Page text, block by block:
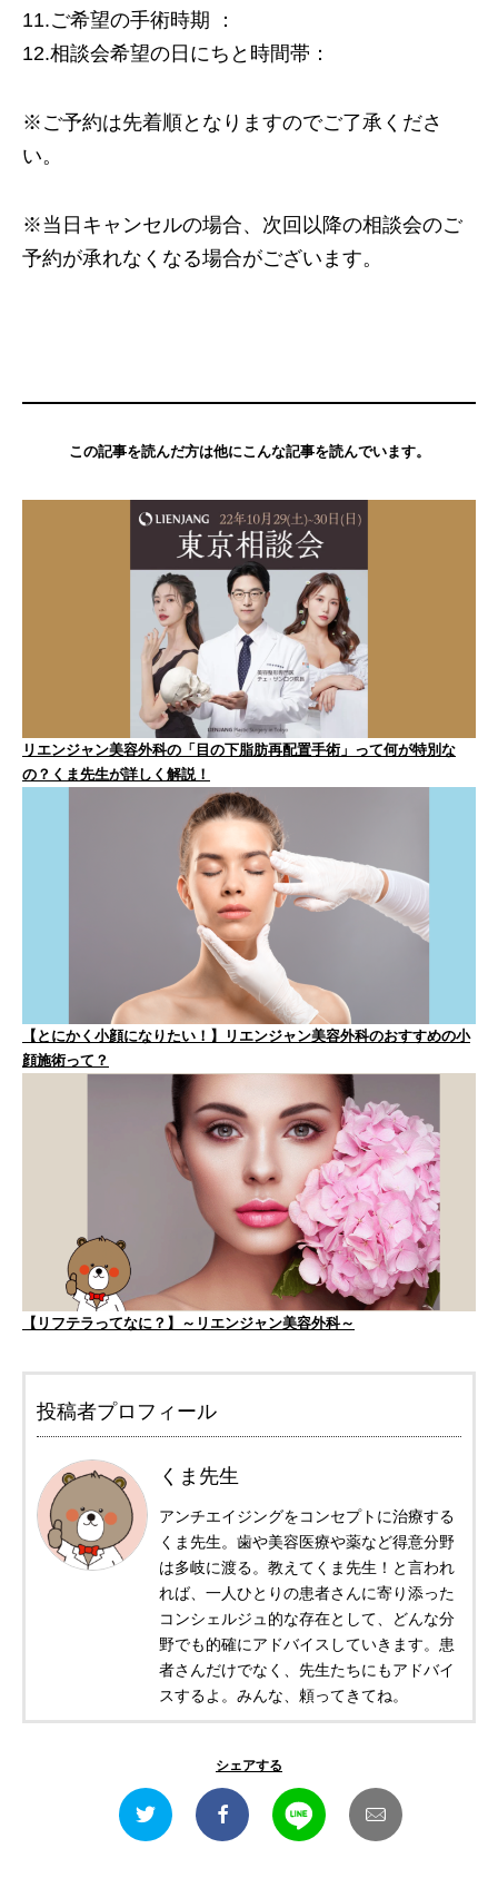
11.ご希望の手術時期 ：
12.相談会希望の日にちと時間帯：
※ご予約は先着順となりますのでご了承くださ
い。
※当日キャンセルの場合、次回以降の相談会のご
予約が承れなくなる場合がございます。
この記事を読んだ方は他にこんな記事を読んでいます。
リエンジャン美容外科の「目の下脂肪再配置手術」って何が特別な
の？くま先生が詳しく解説！
【とにかく小顔になりたい！】リエンジャン美容外科のおすすめの小
顔施術って？
【リフテラってなに？】～リエンジャン美容外科～
投稿者プロフィール
くま先生
アンチエイジングをコンセプトに治療する
くま先生。歯や美容医療や薬など得意分野
は多岐に渡る。教えてくま先生！と言われ
れば、一人ひとりの患者さんに寄り添った
コンシェルジュ的な存在として、どんな分
野でも的確にアドバイスしていきます。患
者さんだけでなく、先生たちにもアドバイ
スするよ。みんな、頼ってきてね。
シェアする